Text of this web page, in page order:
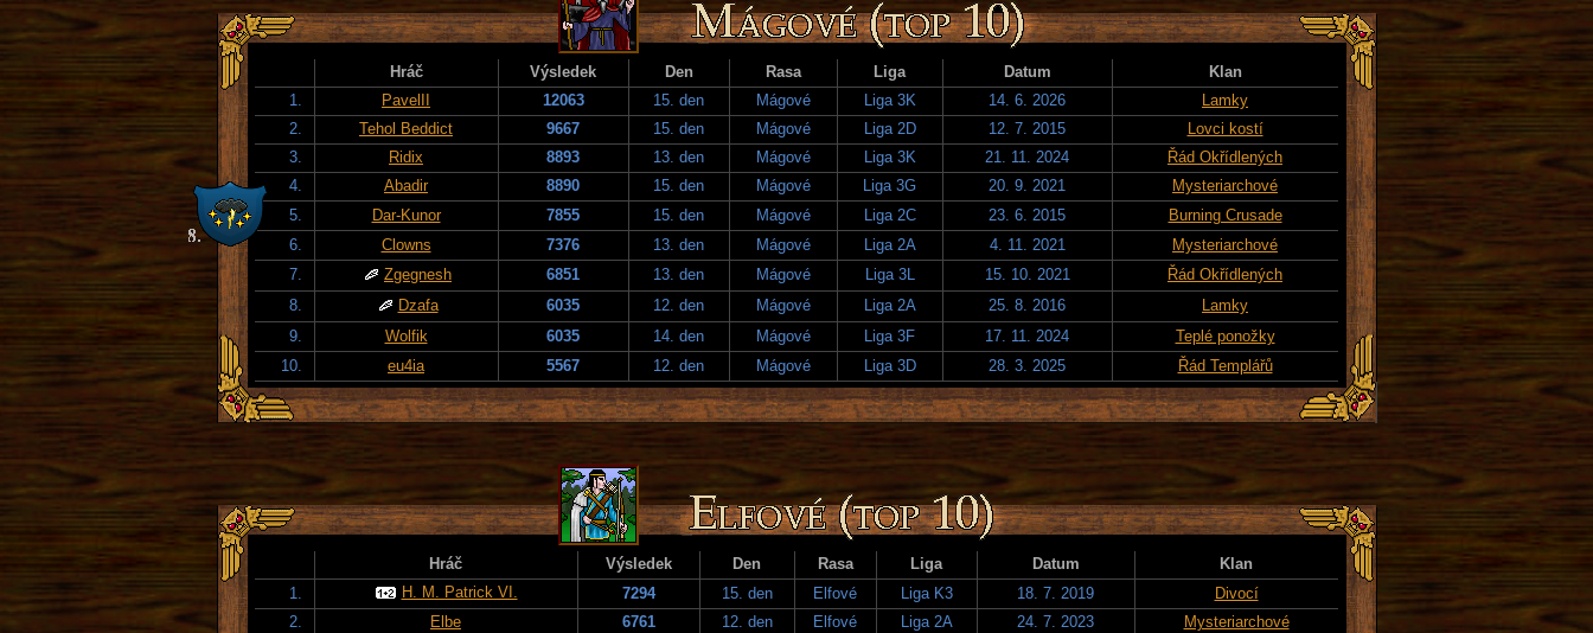
Hráč Výsledek Den Rasa Liga Datum
Klan
1.
PavelII 12063 15. den Mágové Liga 3K 14. 6. 2026
Lamky
2.
Tehol Beddict 9667 15. den Mágové Liga 2D 12. 7. 2015
Lovci kostí
3.
Ridix 8893 13. den Mágové Liga 3K 21. 11. 2024
Řád Okřídlených
4.
Abadir 8890 15. den Mágové Liga 3G 20. 9. 2021
Mysteriarchové
5.
Dar-Kunor 7855 15. den Mágové Liga 2C 23. 6. 2015
Burning Crusade
6.
Clowns 7376 13. den Mágové Liga 2A 4. 11. 2021
Mysteriarchové
7.
Zgegnesh 6851 13. den Mágové Liga 3L 15. 10. 2021
Řád Okřídlených
8.
Dzafa 6035 12. den Mágové Liga 2A 25. 8. 2016
Lamky
9.
Wolfik 6035 14. den Mágové Liga 3F 17. 11. 2024
Teplé ponožky
10.
eu4ia 5567 12. den Mágové Liga 3D 28. 3. 2025 Řád Templářů
Hráč Výsledek Den Rasa Liga Datum
Klan
1.
H. M. Patrick VI. 7294 15. den Elfové Liga K3 18. 7. 2019
Divocí
2.
Elbe 6761 12. den Elfové Liga 2A 24. 7. 2023 Mysteriarchové